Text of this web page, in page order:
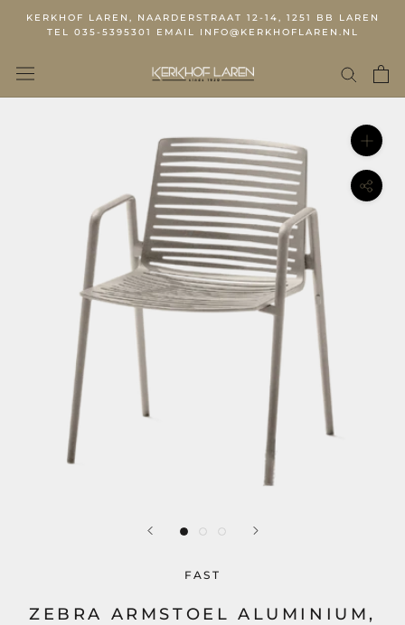
KERKHOF LAREN, NAARDERSTRAAT 12-14, 1251 BB LAREN
TEL 035-5395301 EMAIL INFO@KERKHOFLAREN.NL
FAST
ZEBRA ARMSTOEL ALUMINIUM,